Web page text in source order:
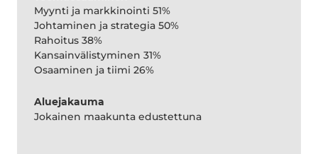
Myynti ja markkinointi 51%
Johtaminen ja strategia 50%
Rahoitus 38%
Kansainvälistyminen 31%
Osaaminen ja tiimi 26%
Aluejakauma
Jokainen maakunta edustettuna